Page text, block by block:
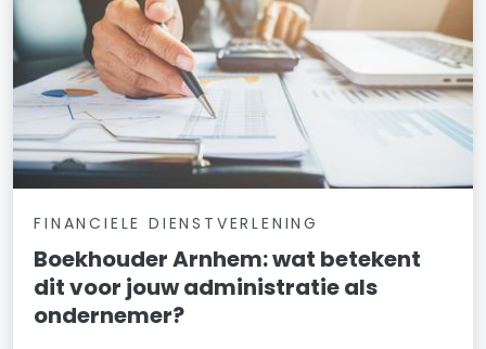
FINANCIELE DIENSTVERLENING
Boekhouder Arnhem: wat betekent
dit voor jouw administratie als
ondernemer?